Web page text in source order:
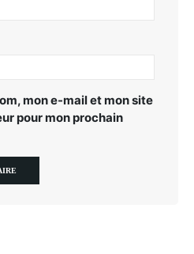
mon e-mail et mon site
pour mon prochain